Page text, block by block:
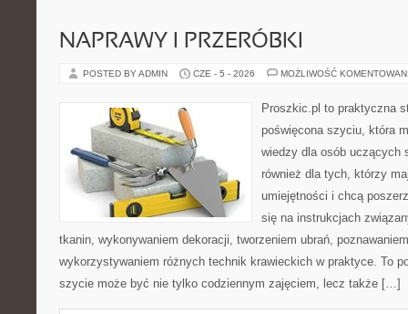
NAPRAWY I PRZERÓBKI
POSTED BY ADMIN CZE - 5 - 2026 MOŻLIWOŚĆ
Proszkic.pl to praktyczna
poświęcona szyciu, która
wiedzy dla osób uczących
również dla tych, którzy
umiejętności i chcą
się na instrukcjach
tkanin, wykonywaniem dekoracji, tworzeniem ubrań,
wykorzystywaniem różnych technik krawieckich w praktyce. To
szycie może być nie tylko codziennym zajęciem, lecz także […]